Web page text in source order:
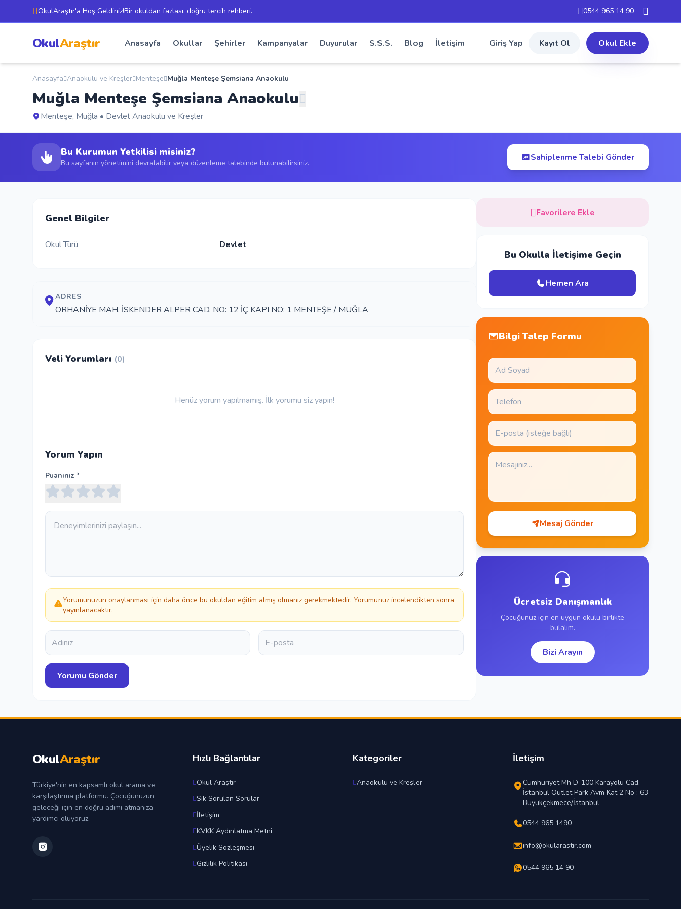
OkulAraştır'a Hoş Geldiniz!Bir okuldan fazlası, doğru tercih rehberi. 0544 965 14 90
OkulAraştır Anasayfa Okullar Şehirler Kampanyalar Duyurular S.S.S. Blog İletişim Giriş Yap Kayıt Ol Okul Ekle
Anasayfa Anaokulu ve Kreşler Menteşe Muğla Menteşe Şemsiana Anaokulu
Muğla Menteşe Şemsiana Anaokulu
Menteşe, Muğla • Devlet Anaokulu ve Kreşler
Bu Kurumun Yetkilisi misiniz?
Bu sayfanın yönetimini devralabilir veya düzenleme talebinde bulunabilirsiniz.
Sahiplenme Talebi Gönder
Genel Bilgiler
Okul Türü Devlet
ADRES
ORHANİYE MAH. İSKENDER ALPER CAD. NO: 12 İÇ KAPI NO: 1 MENTEŞE / MUĞLA
Veli Yorumları (0)
Henüz yorum yapılmamış. İlk yorumu siz yapın!
Yorum Yapın
Puanınız *
Yorumunuzun onaylanması için daha önce bu okuldan eğitim almış olmanız gerekmektedir. Yorumunuz incelendikten sonra
yayınlanacaktır.
Favorilere Ekle
Bu Okulla İletişime Geçin
Hemen Ara
Bilgi Talep Formu
Mesaj Gönder
Ücretsiz Danışmanlık
Çocuğunuz için en uygun okulu birlikte
bulalım.
Bizi Arayın
OkulAraştır
Türkiye'nin en kapsamlı okul arama ve
karşılaştırma platformu. Çocuğunuzun
geleceği için en doğru adımı atmanıza
yardımcı oluyoruz.
Hızlı Bağlantılar
Okul Araştır
Sık Sorulan Sorular
İletişim
KVKK Aydınlatma Metni
Üyelik Sözleşmesi
Gizlilik Politikası
Kategoriler
Anaokulu ve Kreşler
İletişim
Cumhuriyet Mh D-100 Karayolu Cad.
İstanbul Outlet Park Avm Kat 2 No : 63
Büyükçekmece/İstanbul
0544 965 1490
info@okularastir.com
0544 965 14 90